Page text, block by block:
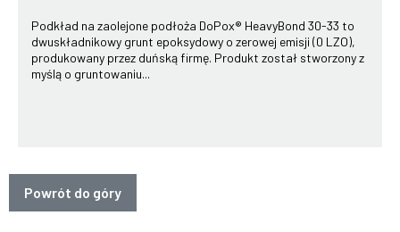
Podkład na zaolejone podłoża DoPox® HeavyBond 30-33 to
dwuskładnikowy grunt epoksydowy o zerowej emisji (0 LZO),
produkowany przez duńską firmę. Produkt został stworzony z
myślą o gruntowaniu...
Powrót do góry